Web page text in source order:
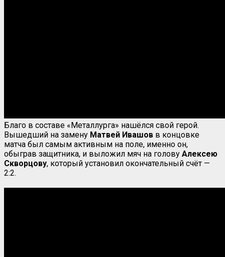
Благо в составе «Металлурга» нашёлся свой герой.
Вышедший на замену Матвей Ивашов в концовке
матча был самым активным на поле, именно он,
обыграв защитника, и выложил мяч на голову Алексею
Скворцову, который установил окончательный счёт —
2:2.